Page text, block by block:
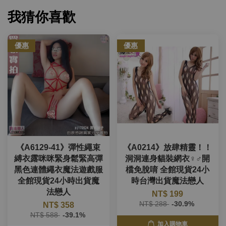
我猜你喜歡
優惠
《A6129-41》彈性繩束
縛衣露咪咪緊身鬆緊高彈
黑色連體繩衣魔法遊戲服
全館現貨24小時出貨魔
法戀人
NT$ 358
NT$ 588 -39.1%
優惠
《A0214》放肆精靈！！
洞洞連身貓裝網衣♀♂開
檔免脫唷 全館現貨24小
時台灣出貨魔法戀人
NT$ 199
NT$ 288 -30.9%
加入購物車